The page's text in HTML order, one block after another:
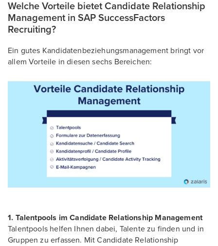
Welche Vorteile bietet Candidate Relationship
Management in SAP SuccessFactors
Recruiting?
Ein gutes Kandidatenbeziehungsmanagement bringt vor
allem Vorteile in diesen sechs Bereichen:
1. Talentpools im Candidate Relationship Management
Talentpools helfen Ihnen dabei, Talente zu finden und in
Gruppen zu erfassen. Mit Candidate Relationship